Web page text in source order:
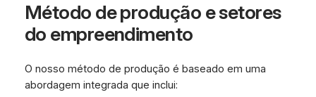
Método de produção e setores
do empreendimento
O nosso método de produção é baseado em uma
abordagem integrada que inclui: